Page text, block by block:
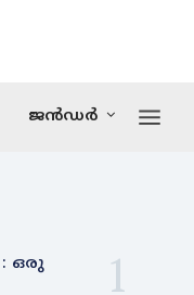
ജൻഡർ
ഒരു